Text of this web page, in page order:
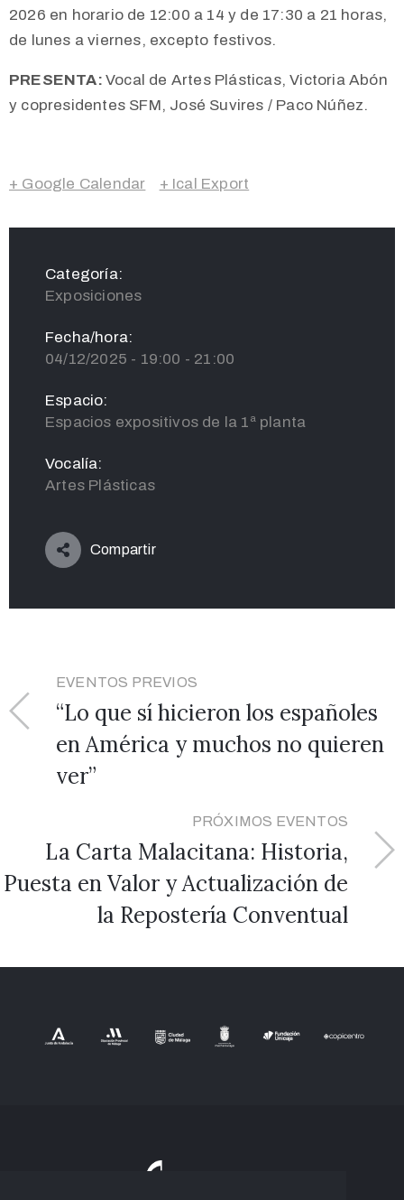
2026 en horario de 12:00 a 14 y de 17:30 a 21 horas,
de lunes a viernes, excepto festivos.
PRESENTA: Vocal de Artes Plásticas, Victoria Abón
y copresidentes SFM, José Suvires / Paco Núñez.
+ Google Calendar + Ical Export
Categoría:
Exposiciones
Fecha/hora:
04/12/2025 - 19:00 - 21:00
Espacio:
Espacios expositivos de la 1ª planta
Vocalía:
Artes Plásticas
Compartir
EVENTOS PREVIOS
“Lo que sí hicieron los españoles
en América y muchos no quieren
ver”
PRÓXIMOS EVENTOS
La Carta Malacitana: Historia,
Puesta en Valor y Actualización de
la Repostería Conventual